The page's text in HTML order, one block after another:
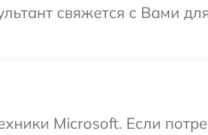
свяжется с Вами
Microsoft. Если